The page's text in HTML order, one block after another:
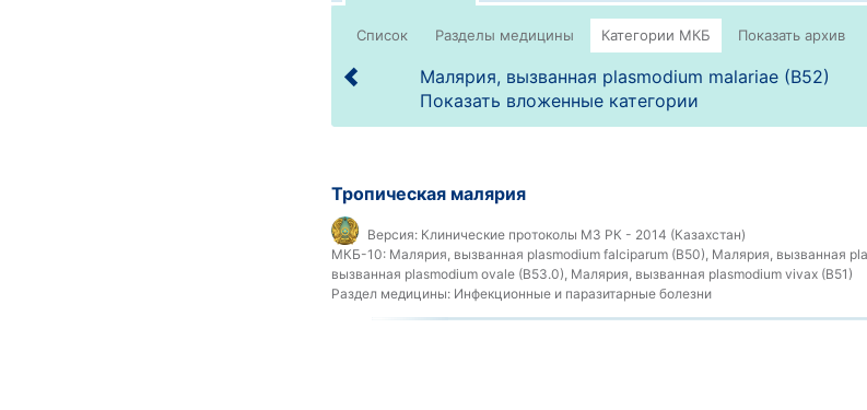
Список
Малярия, вызванная plasmodium malariae (B52)
Показать вложенные категории
Тропическая малярия
Версия: Клинические протоколы МЗ РК - 2014 (Казахстан)
МКБ-10: Малярия, вызванная plasmodium falciparum (B50), Малярия, вызванная
вызванная plasmodium ovale (B53.0), Малярия, вызванная plasmodium vivax (B51)
Раздел медицины: Инфекционные и паразитарные болезни